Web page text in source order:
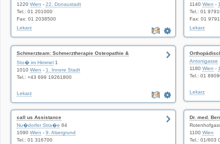
1220 Wien - 22. Donaustadt
Tel.: 01 201000
Fax: 01 2038500
Lekarz
1140 Wien -
Tel.: 01
Fax: 01
Lekarz
Schmerzteam: Schmerztherapie Osteopathie &
Massage Praxis Wien
Sto� im Himmel 1
1010 Wien - 1. Innere Stadt
Tel.: +43 699 19261800
Lekarz
Antonigasse
1180 Wien -
Tel.: 01
Lekarz
call us Assistance
Nu�dorfer Stra�e 64
1090 Wien - 9. Alsergrund
Tel.: 01 316700
Dr. med.
1100 Wien
Tel.: 01/603